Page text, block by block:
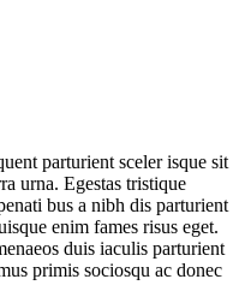
parturient sceler isque sit
urna. Egestas tristique
bus a nibh dis parturient
enim fames risus eget.
duis iaculis parturient
primis sociosqu ac donec